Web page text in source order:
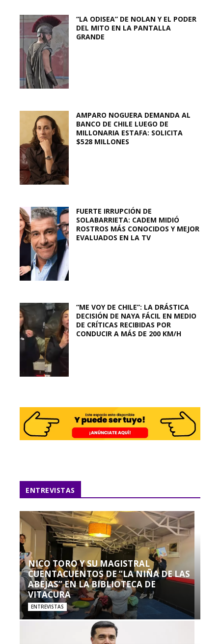
“LA ODISEA” DE NOLAN Y EL PODER
DEL MITO EN LA PANTALLA
GRANDE
AMPARO NOGUERA DEMANDA AL
BANCO DE CHILE LUEGO DE
MILLONARIA ESTAFA: SOLICITA
$528 MILLONES
FUERTE IRRUPCIÓN DE
SOLABARRIETA: CADEM MIDIÓ
ROSTROS MÁS CONOCIDOS Y MEJOR
EVALUADOS EN LA TV
“ME VOY DE CHILE”: LA DRÁSTICA
DECISIÓN DE NAYA FÁCIL EN MEDIO
DE CRÍTICAS RECIBIDAS POR
CONDUCIR A MÁS DE 200 KM/H
ENTREVISTAS
NICO TORO Y SU MAGISTRAL
CUENTACUENTOS DE “LA NIÑA DE LAS
ABEJAS” EN LA BIBLIOTECA DE
VITACURA
ENTREVISTAS